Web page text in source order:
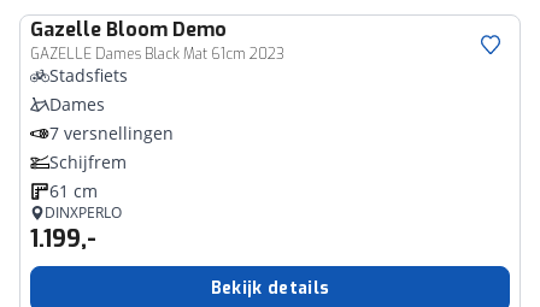
Gazelle Bloom Demo
GAZELLE Dames Black Mat 61cm 2023
Stadsfiets
Dames
7 versnellingen
Schijfrem
61 cm
DINXPERLO
1.199,-
Bekijk details